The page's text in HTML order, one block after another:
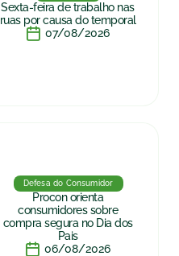
Sexta-feira de trabalho nas
ruas por causa do temporal
07/08/2026
Defesa do Consumidor
Procon orienta
consumidores sobre
compra segura no Dia dos
Pais
06/08/2026